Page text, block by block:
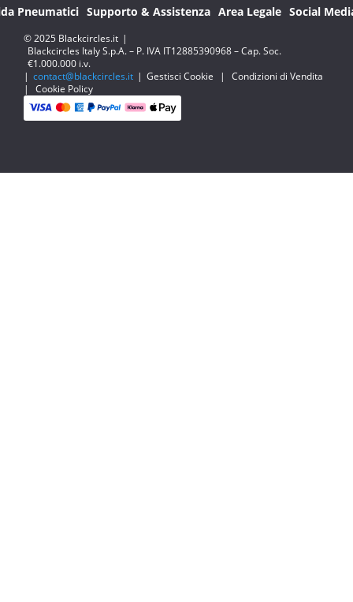
Pneumatici Supporto & Assistenza Area Legale Social
© 2025 Blackcircles.it |
Blackcircles Italy S.p.A. – P. IVA IT12885390968 – Cap. Soc.
€1.000.000 i.v.
| contact@blackcircles.it | Gestisci Cookie |
Condizioni di Vendita
|
Cookie Policy